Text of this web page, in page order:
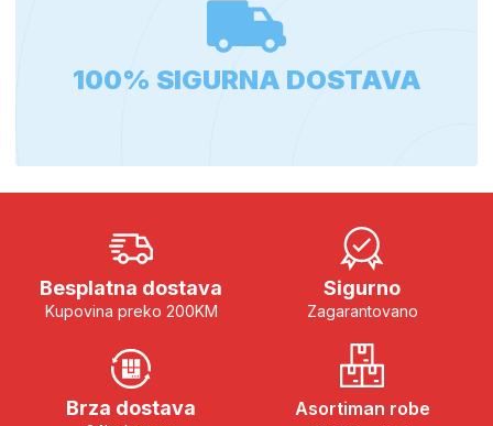
100% SIGURNA DOSTAVA
Besplatna dostava
Kupovina preko 200KM
Sigurno
Zagarantovano
Brza dostava Asortiman robe